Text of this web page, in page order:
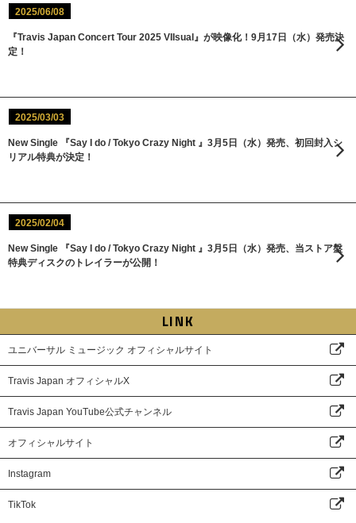
2025/06/08
『Travis Japan Concert Tour 2025 VIIsual』が映像化！9月17日（水）発売決
定！
2025/03/03
New Single 『Say I do / Tokyo Crazy Night 』3月5日（水）発売、初回封入シ
リアル特典が決定！
2025/02/04
New Single 『Say I do / Tokyo Crazy Night 』3月5日（水）発売、当ストア盤
特典ディスクのトレイラーが公開！
LINK
ユニバーサル ミュージック オフィシャルサイト
Travis Japan オフィシャルX
Travis Japan YouTube公式チャンネル
オフィシャルサイト
Instagram
TikTok